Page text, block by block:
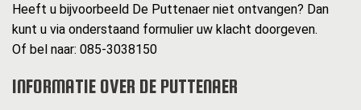
Heeft u bijvoorbeeld De Puttenaer niet ontvangen? Dan
kunt u via onderstaand formulier uw klacht doorgeven.
Of bel naar: 085-3038150
INFORMATIE OVER DE PUTTENAER